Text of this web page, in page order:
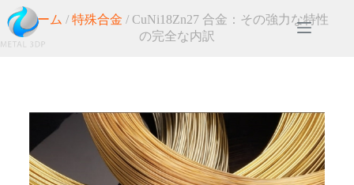
ホーム /特殊合金 / CuNi18Zn27 合金：その強力な特性
の完全な内訳